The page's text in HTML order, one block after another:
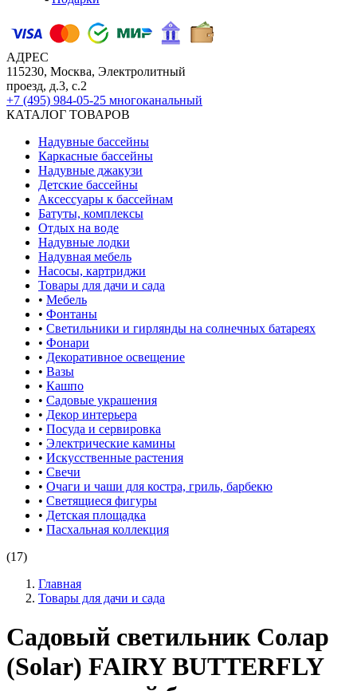
АДРЕС
115230, Москва, Электролитный
проезд, д.3, с.2
+7 (495) 984-05-25 многоканальный
КАТАЛОГ ТОВАРОВ
Надувные бассейны
Каркасные бассейны
Надувные джакузи
Детские бассейны
Аксессуары к бассейнам
Батуты, комплексы
Отдых на воде
Надувные лодки
Надувная мебель
Насосы, картриджи
Товары для дачи и сада
• Мебель
• Фонтаны
• Светильники и гирлянды на солнечных батареях
• Фонари
• Декоративное освещение
• Вазы
• Кашпо
• Садовые украшения
• Декор интерьера
• Посуда и сервировка
• Электрические камины
• Искусственные растения
• Свечи
• Очаги и чаши для костра, гриль, барбекю
• Светящиеся фигуры
• Детская площадка
• Пасхальная коллекция
(17)
Главная
Товары для дачи и сада
Садовый светильник Солар
(Solar) FAIRY BUTTERFLY